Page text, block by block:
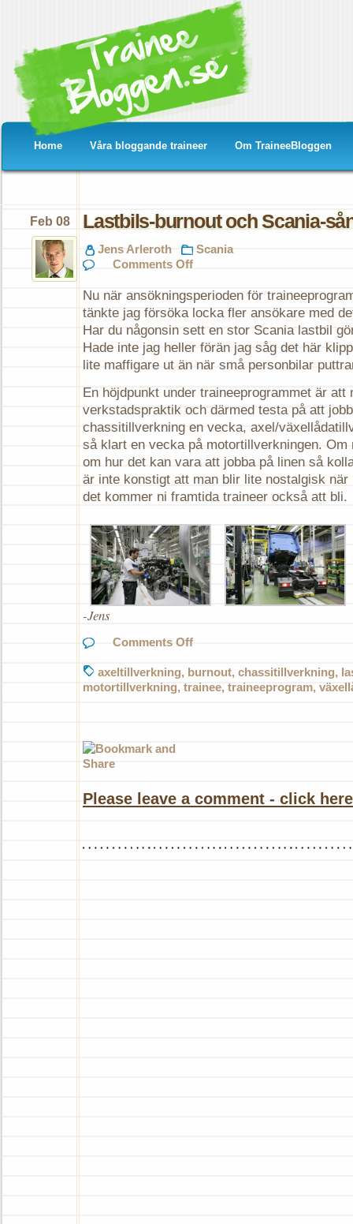
Home Våra bloggande traineer Om TraineeBloggen
Lastbils-burnout och Scania-
Feb 08
Jens Arleroth
Scania
Comments Off
och
Scania-
sång
Nu när ansökningsperioden för
tänkte jag försöka locka fler ansökare med
Har du någonsin sett en stor Scania lastbil
Hade inte jag heller förän jag såg det här
lite maffigare ut än när små personbilar
En höjdpunkt under traineeprogrammet är att
verkstadspraktik och därmed testa på att
chassitillverkning en vecka, axel/
så klart en vecka på motortillverkningen.
om hur det kan vara att jobba på linen så
är inte konstigt att man blir lite nostalgisk när
det kommer ni framtida traineer också att bli.
-Jens
Comments Off
och
Scania-
axeltillverkning, burnout, chassitillverkning,
motortillverkning, trainee, traineeprogram,
Please leave a comment - click